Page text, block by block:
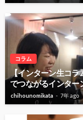
コラム
【インターン生コ
でつながるインター
chihounomikata 7年 ago